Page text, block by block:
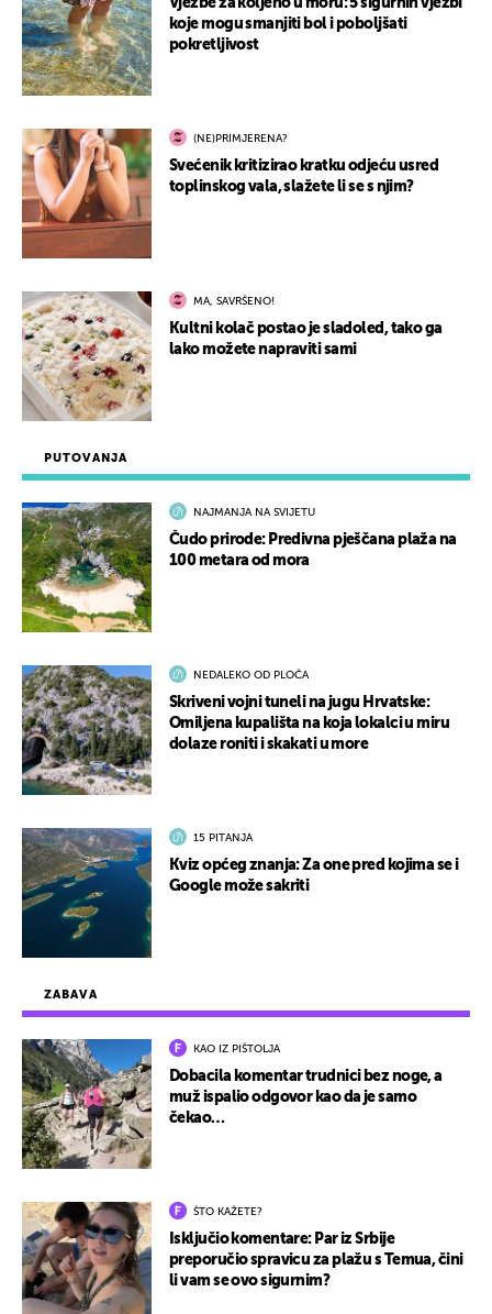
ZABAVA
KAO IZ PIŠTOLJA
Dobacila komentar trudnici bez noge, a
muž ispalio odgovor kao da je samo
čekao…
ŠTO KAŽETE?
Isključio komentare: Par iz Srbije
preporučio spravicu za plažu s Temua, čini
li vam se ovo sigurnim?
PUTOVANJA
NAJMANJA NA SVIJETU
Čudo prirode: Predivna pješčana plaža na
100 metara od mora
NEDALEKO OD PLOČA
Skriveni vojni tuneli na jugu Hrvatske:
Omiljena kupališta na koja lokalci u miru
dolaze roniti i skakati u more
15 PITANJA
Kviz općeg znanja: Za one pred kojima se i
Google može sakriti
Vježbe za koljeno u moru: 5 sigurnih vježbi
koje mogu smanjiti bol i poboljšati
pokretljivost
(NE)PRIMJERENA?
Svećenik kritizirao kratku odjeću usred
toplinskog vala, slažete li se s njim?
MA, SAVRŠENO!
Kultni kolač postao je sladoled, tako ga
lako možete napraviti sami